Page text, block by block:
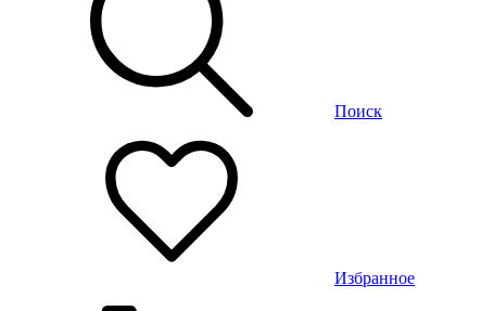
Поиск
Избранное